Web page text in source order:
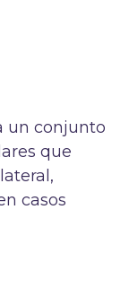
un conjunto
que
casos